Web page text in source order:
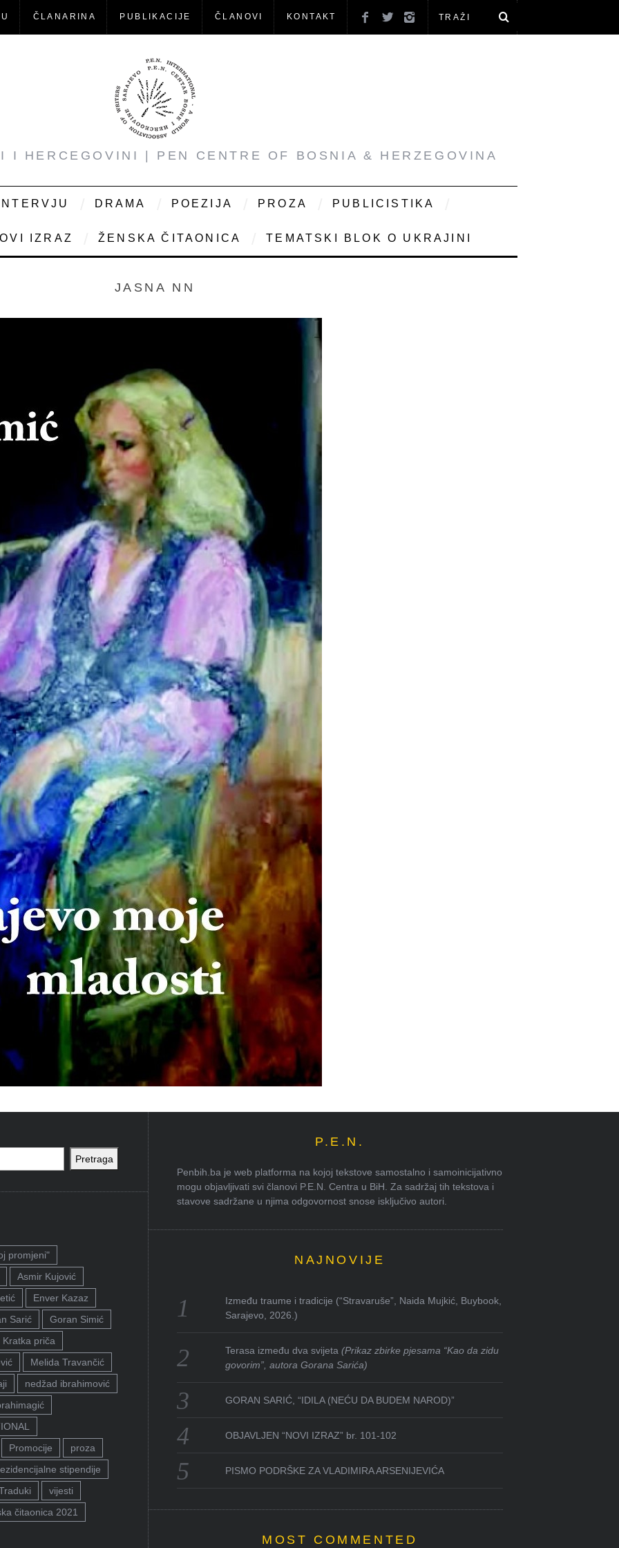
ČLANARINA PUBLIKACIJE ČLANOVI KONTAKT
I HERCEGOVINI | PEN CENTRE OF BOSNIA & HERZEGOVINA
DRAMA POEZIJA PROZA PUBLICISTIKA
IZRAZ ŽENSKA ČITAONICA TEMATSKI BLOK O UKRAJINI
JASNA NN
Pretraga
promjeni"
Asmir Kujović
Enver Kazaz
Sarić
Goran Simić
Kratka priča
Melida Travančić
nedžad ibrahimović
Promocije
proza
stipendije
vijesti
čitaonica 2021
P.E.N.
Penbih.ba je web platforma na kojoj tekstove samostalno i samoinicijativno
mogu objavljivati svi članovi P.E.N. Centra u BiH. Za sadržaj tih tekstova i
stavove sadržane u njima odgovornost snose isključivo autori.
NAJNOVIJE
Između traume i tradicije (“Stravaruše”, Naida Mujkić, Buybook,
Sarajevo, 2026.)
Terasa između dva svijeta(Prikaz zbirke pjesama “Kao da zidu
govorim”, autora Gorana Sarića)
GORAN SARIĆ, “IDILA (NEĆU DA BUDEM NAROD)”
OBJAVLJEN “NOVI IZRAZ” br. 101-102
PISMO PODRŠKE ZA VLADIMIRA ARSENIJEVIĆA
MOST COMMENTED